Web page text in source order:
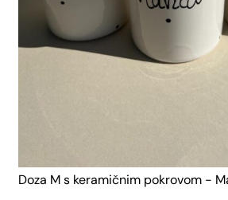
Doza M s keramičnim pokrovom -